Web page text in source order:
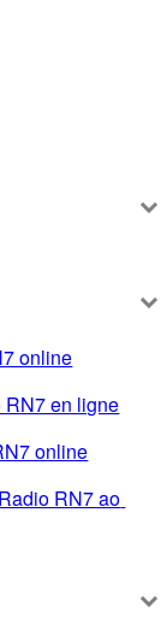
online
RN7 en ligne
online
RN7 ao